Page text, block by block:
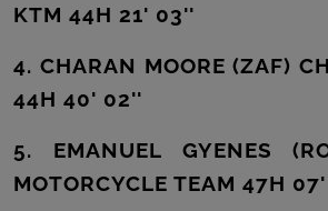
KTM 44H 21' 03''
4. CHARAN MOORE (ZAF)
44H 40' 02''
5. EMANUEL GYENES
MOTORCYCLE TEAM 47H